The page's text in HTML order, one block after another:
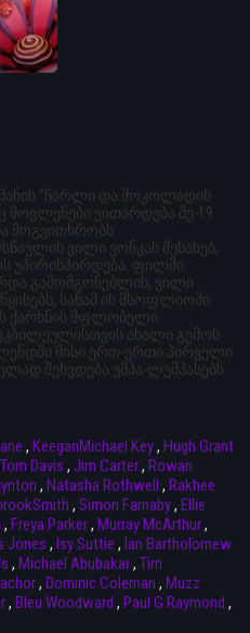
“ჩარლი და შოკოლადის
მოვლენები ვითარდება მე-19
მოგვითხრობს
ვილი ვონკას შესახებ,
უპირისპირდება. ფილმი
გამომგონებლის, ვილი
სანამ ის მსოფლიოში
ქარხნის მფლობელი
ახალი გემოს
მისი ერთ-ერთი პირველი
შეხვდება უმპა-ლუმპასებს.
, KeeganMichael Key, Hugh Grant
Tom Davis , Jim Carter, Rowan
, Natasha Rothwell , Rakhee
, Simon Farnaby, Ellie
, Freya Parker, Murray McArthur,
Jones , Isy Suttie , Ian Bartholomew
, Michael Abubakar, Tim
, Dominic Coleman , Muzz
, Bleu Woodward , Paul G Raymond ,